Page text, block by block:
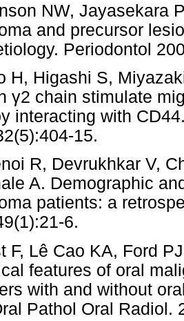
NW, Jayasekara
and precursor
Periodontol
H, Higashi S,
γ2 chain stimulate
interacting with
15.
R, Devrukhkar V,
A. Demographic
patients: a
6.
F, Lê Cao KA, Ford
features of oral
with and without
Pathol Oral Radiol.